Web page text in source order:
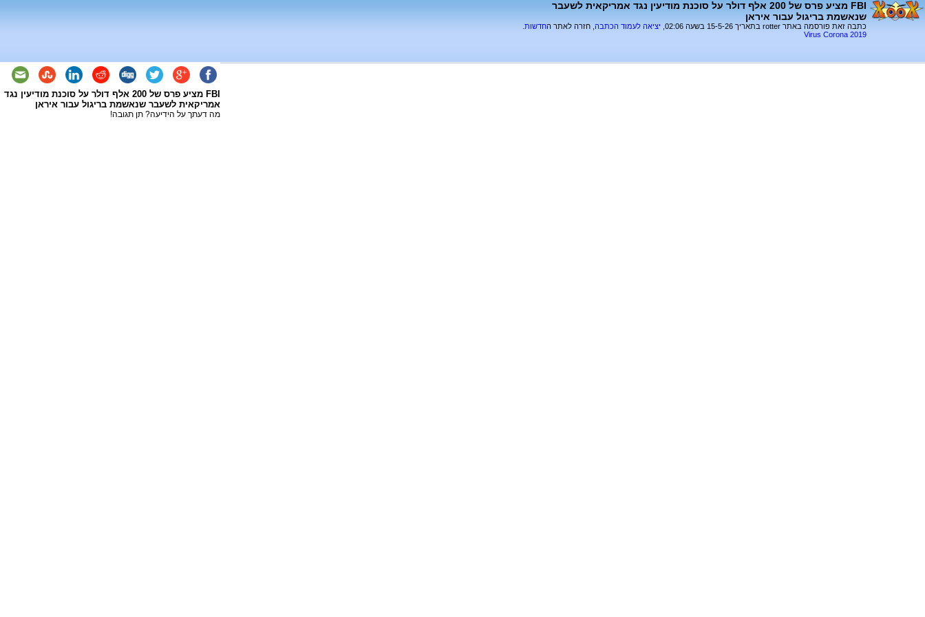
FBI מציע פרס של 200 אלף דולר על סוכנת מודיעין נגד אמריקאית לשעבר
שנאשמת בריגול עבור איראן
כתבה זאת פורסמה באתר rotter בתאריך 15-5-26 בשעה 02:06, יציאה לעמוד הכתבה , חזרה לאתר החדשות
Virus Corona 2019
FBI מציע פרס של 200 אלף דולר על סוכנת מודיעין נגד
אמריקאית לשעבר שנאשמת בריגול עבור איראן
מה דעתך על הידיעה? תן תגובה!